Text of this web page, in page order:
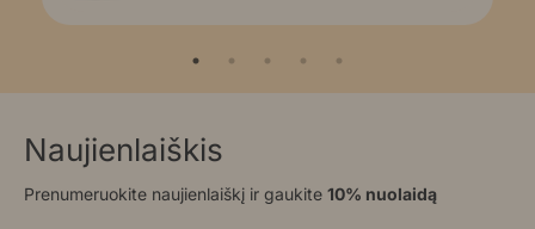
Naujienlaiškis
Prenumeruokite naujienlaiškį ir gaukite 10% nuolaidą